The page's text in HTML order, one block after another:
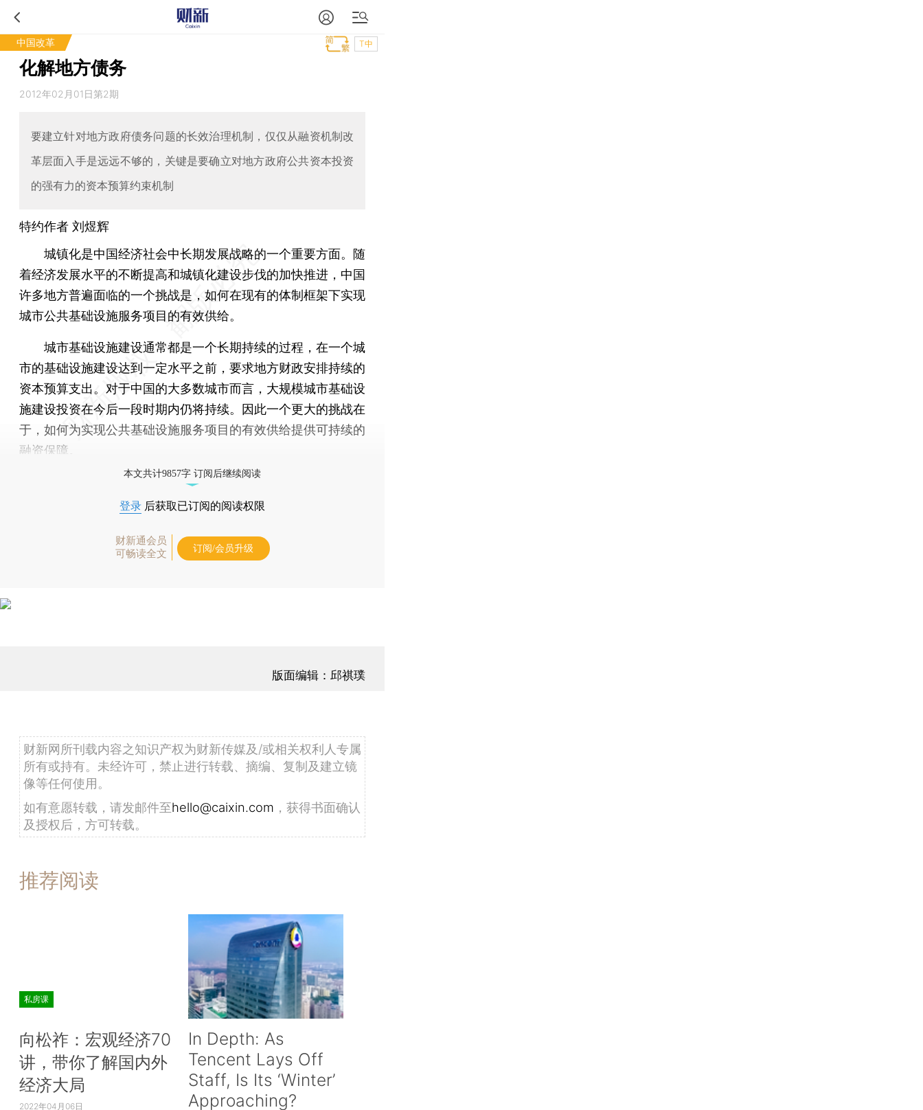
中国改革 T中
化解地方债务
2012年02月01日第2期
要建立针对地方政府债务问题的长效治理机制，仅仅从融资机制改
革层面入手是远远不够的，关键是要确立对地方政府公共资本投资
的强有力的资本预算约束机制
特约作者 刘煜辉
城镇化是中国经济社会中长期发展战略的一个重要方面。随
着经济发展水平的不断提高和城镇化建设步伐的加快推进，中国
许多地方普遍面临的一个挑战是，如何在现有的体制框架下实现
城市公共基础设施服务项目的有效供给。
城市基础设施建设通常都是一个长期持续的过程，在一个城
市的基础设施建设达到一定水平之前，要求地方财政安排持续的
资本预算支出。对于中国的大多数城市而言，大规模城市基础设
施建设投资在今后一段时期内仍将持续。因此一个更大的挑战在
于，如何为实现公共基础设施服务项目的有效供给提供可持续的
融资保障。
本文共计9857字 订阅后继续阅读
登录 后获取已订阅的阅读权限
财新通会员
可畅读全文
订阅/会员升级
版面编辑：邱祺璞
财新网所刊载内容之知识产权为财新传媒及/或相关权利人专属
所有或持有。未经许可，禁止进行转载、摘编、复制及建立镜
像等任何使用。
如有意愿转载，请发邮件至hello@caixin.com ，获得书面确认
及授权后，方可转载。
推荐阅读
私房课
向松祚：宏观经济70
讲，带你了解国内外
经济大局
2022年04月06日
In Depth: As
Tencent Lays Off
Staff, Is Its ‘Winter’
Approaching?